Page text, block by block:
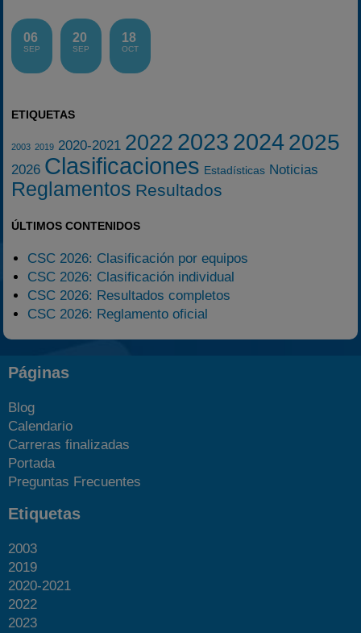
06
SEP
20
SEP
18
OCT
ETIQUETAS
2003 2019 2020-2021 2022 2023 20242025
2026 Clasificaciones Estadísticas Noticias
Reglamentos Resultados
ÚLTIMOS CONTENIDOS
CSC 2026: Clasificación por equipos
CSC 2026: Clasificación individual
CSC 2026: Resultados completos
CSC 2026: Reglamento oficial
Páginas
Blog
Calendario
Carreras finalizadas
Portada
Preguntas Frecuentes
Etiquetas
2003
2019
2020-2021
2022
2023